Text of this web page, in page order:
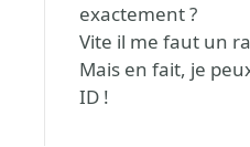
exactement ?
Vite il me faut un
Mais en fait, je
ID !